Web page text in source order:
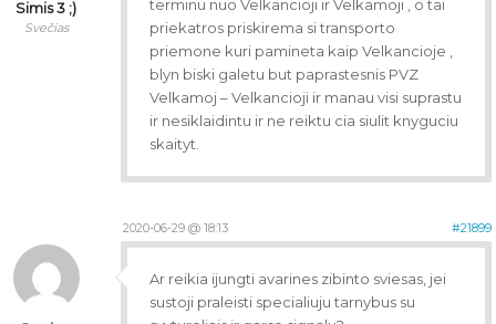
Simis 3 ;)
Svečias
terminu nuo Velkancioji ir Velkamoji , o tai
priekatros priskirema si transporto
priemone kuri pamineta kaip Velkancioje ,
blyn biski galetu but paprastesnis PVZ
Velkamoj – Velkancioji ir manau visi suprastu
ir nesiklaidintu ir ne reiktu cia siulit knyguciu
skaityt.
2020-06-29 @ 18:13 #21899
Ar reikia ijungti avarines zibinto sviesas, jei
sustoji praleisti specialiuju tarnybus su